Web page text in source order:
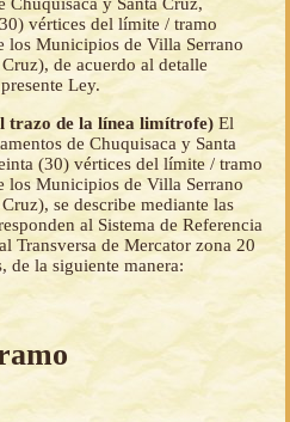
vértices del límite / tramo
los Municipios de Villa Serrano
de acuerdo al detalle
Ley.
trazo de la línea limítrofe) El
de Chuquisaca y Santa
(30) vértices del límite / tramo
los Municipios de Villa Serrano
se describe mediante las
al Sistema de Referencia
Transversa de Mercator zona 20
de la siguiente manera: